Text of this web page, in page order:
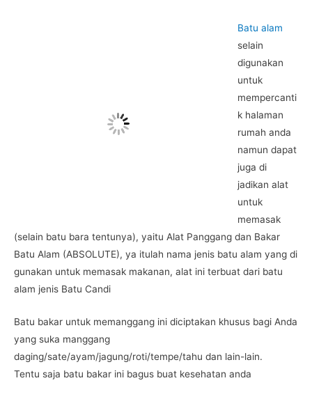
Batu alam
selain
digunakan
untuk
mempercanti
k halaman
rumah anda
namun dapat
juga di
jadikan alat
untuk
memasak
(selain batu bara tentunya), yaitu Alat Panggang dan Bakar
Batu Alam (ABSOLUTE), ya itulah nama jenis batu alam yang di
gunakan untuk memasak makanan, alat ini terbuat dari batu
alam jenis Batu Candi
Batu bakar untuk memanggang ini diciptakan khusus bagi Anda
yang suka manggang
daging/sate/ayam/jagung/roti/tempe/tahu dan lain-lain.
Tentu saja batu bakar ini bagus buat kesehatan anda